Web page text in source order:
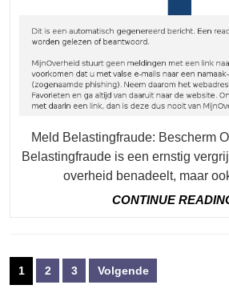
Meld Belastingfraude: Bescherm Onze Samenleving
Belastingfraude is een ernstig
overheid benadeelt, maar
CONTINUE
Berichten
paginering
1 2 3 Volgende